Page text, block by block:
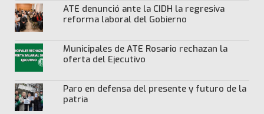
ATE denunció ante la CIDH la regresiva
reforma laboral del Gobierno
Municipales de ATE Rosario rechazan la
oferta del Ejecutivo
Paro en defensa del presente y futuro de la
patria